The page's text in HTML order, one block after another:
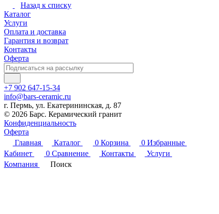
Назад к списку
Каталог
Услуги
Оплата и доставка
Гарантия и возврат
Контакты
Оферта
+7 902 647-15-34
info@bars-ceramic.ru
г. Пермь, ул. Екатерининская, д. 87
© 2026 Барс. Керамический гранит
Конфиденциальность
Оферта
Главная
Каталог 0 Корзина 0 Избранные
Кабинет
0 Сравнение Контакты
Услуги
Компания
Поиск